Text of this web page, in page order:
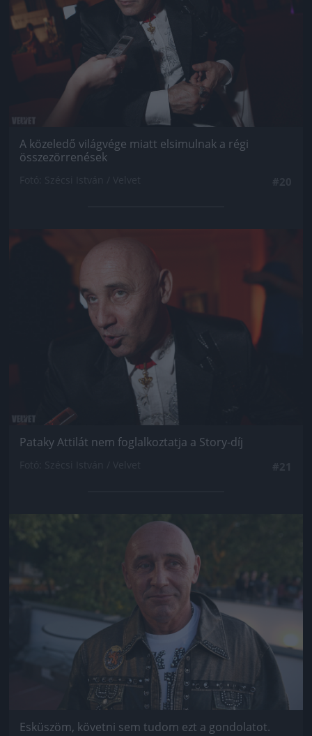
A közeledő világvége miatt elsimulnak a régi
összezörrenések
Jön még kép!
Pataky Attilát nem foglalkoztatja a Story-díj
Jön még kép!
Esküszöm, követni sem tudom ezt a gondolatot.